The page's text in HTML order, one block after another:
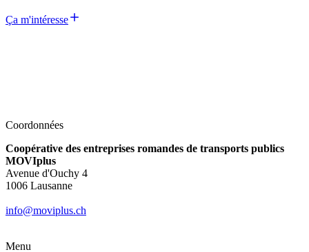
Ça m'intéresse
Coordonnées
Coopérative des entreprises romandes de transports publics
MOVIplus
Avenue d'Ouchy 4
1006 Lausanne
info@moviplus.ch
Menu